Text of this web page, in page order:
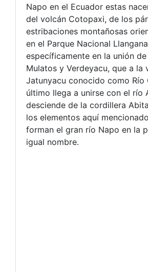
Napo en el Ecuador estas
del volcán Cotopaxi, de los
estribaciones montañosas
en el Parque Nacional
específicamente en la unión
Mulatos y Verdeyacu, que a la
Jatunyacu conocido como Río
último llega a unirse con el río
desciende de la cordillera
los elementos aquí
forman el gran río Napo en la
igual nombre.